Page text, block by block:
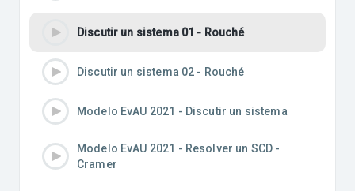
Discutir un sistema 01 - Rouché
Discutir un sistema 02 - Rouché
Modelo EvAU 2021 - Discutir un sistema
Modelo EvAU 2021 - Resolver un SCD -
Cramer